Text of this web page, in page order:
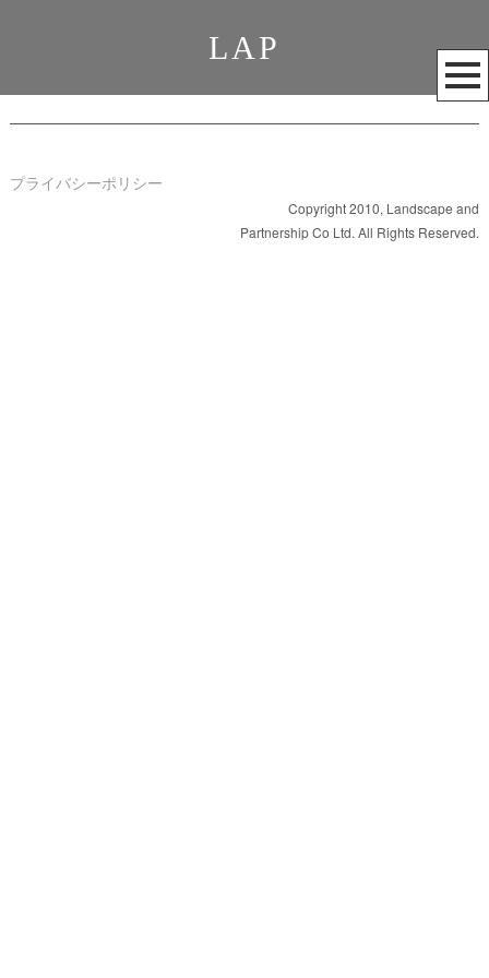
LAP
メ
ニ
ュ
開
く
プライバシーポリシー
Copyright 2010, Landscape and
Partnership Co Ltd. All Rights Reserved.